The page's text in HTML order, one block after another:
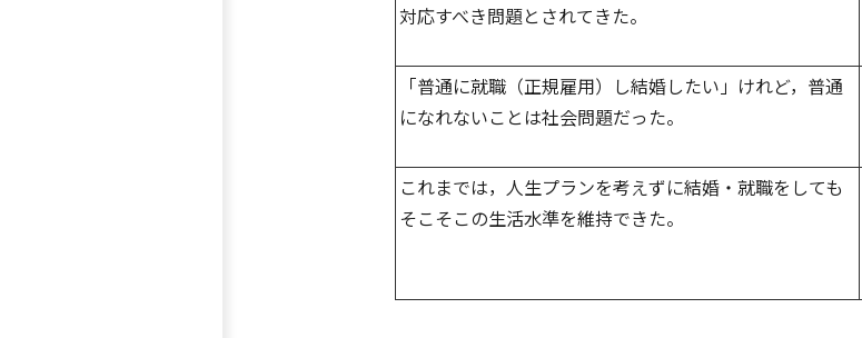
対応すべき問題とされてきた。
「普通に就職（正規雇用）し結婚したい」けれど，普通
になれないことは社会問題だった。
これまでは，人生プランを考えずに結婚・就職をしても
そこそこの生活水準を維持できた。